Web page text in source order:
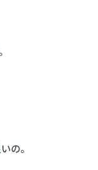
の。